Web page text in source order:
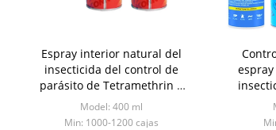
Espray interior natural del
insecticida del control de
parásito de Tetramethrin 2
años de validez
Model: 400 ml
Min: 1000-1200 cajas